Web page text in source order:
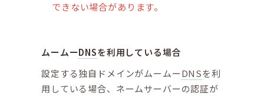
できない場合があります。
ムームーDNSを利用している場合
設定する独自ドメインがムームーDNSを利
用している場合、ネームサーバーの認証が